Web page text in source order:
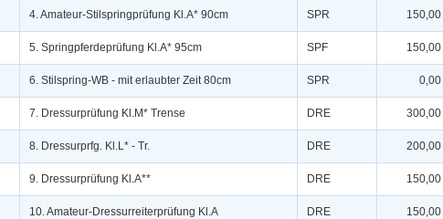
4. Amateur-Stilspringprüfung Kl.A* 90cm SPR
5. Springpferdeprüfung Kl.A* 95cm SPF
6. Stilspring-WB - mit erlaubter Zeit 80cm SPR
7. Dressurprüfung Kl.M* Trense DRE
8. Dressurprfg. Kl.L* - Tr. DRE
9. Dressurprüfung Kl.A** DRE
10. Amateur-Dressurreiterprüfung Kl.A DRE